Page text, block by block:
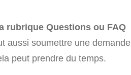
rubrique Questions ou FAQ
aussi soumettre une demande
peut prendre du temps.